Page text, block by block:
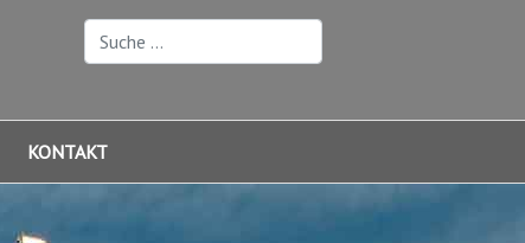
Suchen
KONTAKT